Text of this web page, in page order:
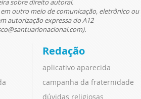
sobre direito autoral.
outro meio de comunicação, eletrônico ou
autorização expressa do A12
Redação
aplicativo aparecida
campanha da fraternidade
dúvidas religiosas